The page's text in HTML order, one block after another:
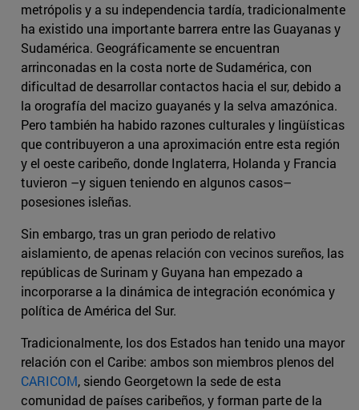
metrópolis y a su independencia tardía, tradicionalmente
ha existido una importante barrera entre las Guayanas y
Sudamérica. Geográficamente se encuentran
arrinconadas en la costa norte de Sudamérica, con
dificultad de desarrollar contactos hacia el sur, debido a
la orografía del macizo guayanés y la selva amazónica.
Pero también ha habido razones culturales y lingüísticas
que contribuyeron a una aproximación entre esta región
y el oeste caribeño, donde Inglaterra, Holanda y Francia
tuvieron –y siguen teniendo en algunos casos–
posesiones isleñas.
Sin embargo, tras un gran periodo de relativo
aislamiento, de apenas relación con vecinos sureños, las
repúblicas de Surinam y Guyana han empezado a
incorporarse a la dinámica de integración económica y
política de América del Sur.
Tradicionalmente, los dos Estados han tenido una mayor
relación con el Caribe: ambos son miembros plenos del
CARICOM, siendo Georgetown la sede de esta
comunidad de países caribeños, y forman parte de la